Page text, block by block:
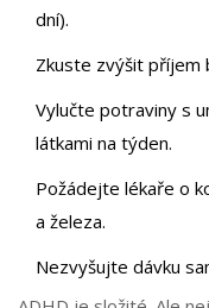
dní).
Zkuste zvýšit příjem
Vylučte potraviny s
látkami na týden.
Požádejte lékaře o
a železa.
Nezvyšujte dávku